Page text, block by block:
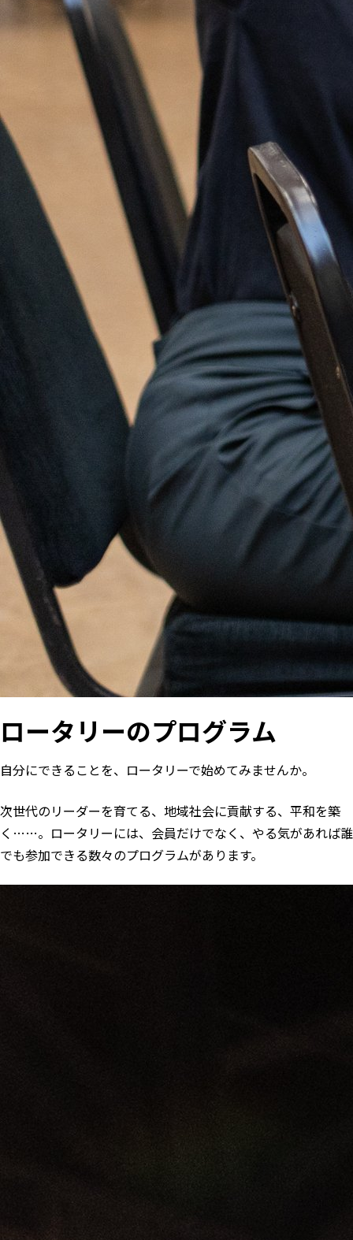
ロータリーのプログラム
自分にできることを、ロータリーで始めてみませんか。
次世代のリーダーを育てる、地域社会に貢献する、平和を築
く……。ロータリーには、会員だけでなく、やる気があれば誰
でも参加できる数々のプログラムがあります。